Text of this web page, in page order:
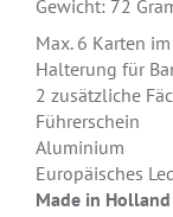
Gewicht: 72
Max. 6 Karten
Halterung für
2 zusätzliche
Führerschein
Aluminium
Europäisches
Made in Holland